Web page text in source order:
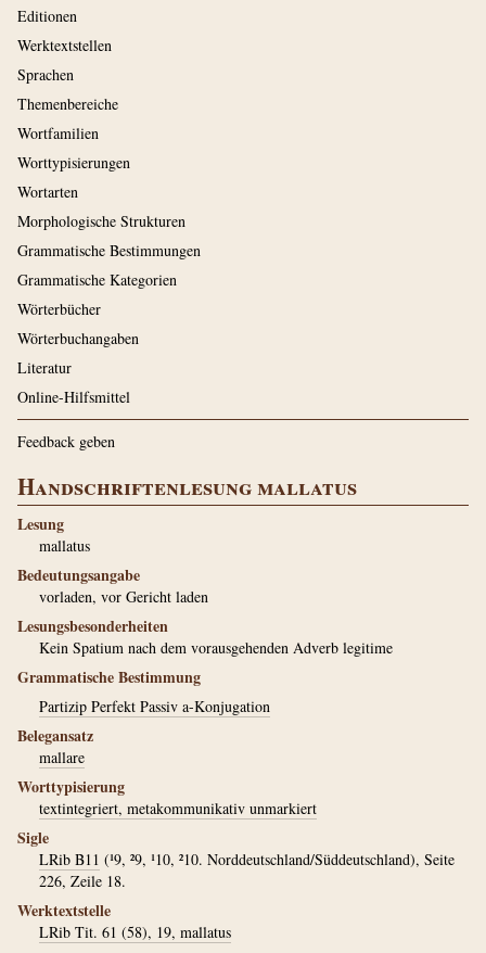
Editionen
Werktextstellen
Sprachen
Themenbereiche
Wortfamilien
Worttypisierungen
Wortarten
Morphologische Strukturen
Grammatische Bestimmungen
Grammatische Kategorien
Wörterbücher
Wörterbuchangaben
Literatur
Online-Hilfsmittel
Feedback geben
Handschriftenlesung mallatus
Lesung
mallatus
Bedeutungsangabe
vorladen, vor Gericht laden
Lesungsbesonderheiten
Kein Spatium nach dem vorausgehenden Adverb legitime
Grammatische Bestimmung
Partizip Perfekt Passiv a-Konjugation
Belegansatz
mallare
Worttypisierung
textintegriert, metakommunikativ unmarkiert
Sigle
LRib B11 (¹9, ²9, ¹10, ²10. Norddeutschland/Süddeutschland), Seite
226, Zeile 18.
Werktextstelle
LRib Tit. 61 (58), 19, mallatus